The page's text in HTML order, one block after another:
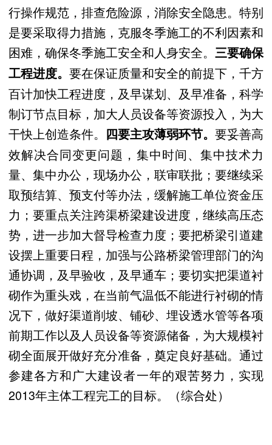
行操作规范，排查危险源，消除安全隐患。特别
是要采取得力措施，克服冬季施工的不利因素和
困难，确保冬季施工安全和人身安全。 三要确保
工程进度。 要在保证质量和安全的前提下，千方
百计加快工程进度，及早谋划、及早准备，科学
制订节点目标，加大人员设备等资源投入，为大
干快上创造条件。 四要主攻薄弱环节。 要妥善高
效解决合同变更问题，集中时间、集中技术力
量、集中办公，现场办公，联审联批；要继续采
取预结算、预支付等办法，缓解施工单位资金压
力；要重点关注跨渠桥梁建设进度，继续高压态
势，进一步加大督导检查力度；要把桥梁引道建
设摆上重要日程，加强与公路桥梁管理部门的沟
通协调，及早验收，及早通车；要切实把渠道衬
砌作为重头戏，在当前气温低不能进行衬砌的情
况下，做好渠道削坡、铺砂、埋设透水管等各项
前期工作以及人员设备等资源储备，为大规模衬
砌全面展开做好充分准备，奠定良好基础。通过
参建各方和广大建设者一年的艰苦努力，实现
2013年主体工程完工的目标。（综合处）